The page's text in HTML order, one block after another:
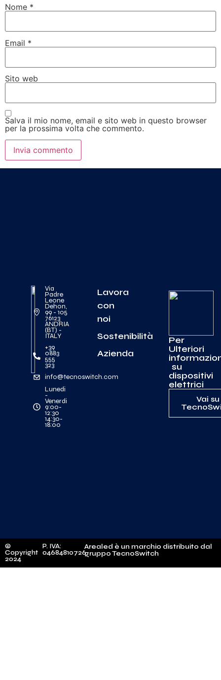
Nome *
Email *
Sito web
Salva il mio nome, email e sito web in questo browser
per la prossima volta che commento.
Via
Padre
Leone
Dehon,
99 - 105
76123
ANDRIA
(BT) -
ITALY
+39
0883
555
323
info@tecnoswitch.com
Lunedi
-
Venerdi
9:00-
12:30
14:30-
18:00
Lavora
con
noi
Sostenibilità
Azienda
Per
Ulteriori
su
dispositivi
elettrici
Vai su
©
Copyright
2024
P. IVA:
04684810726
Arealed è un marchio distribuito dal
gruppo TecnoSwitch